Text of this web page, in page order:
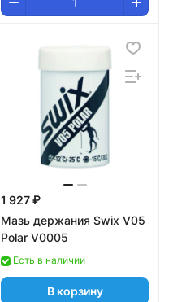
1 927 ₽
Мазь держания Swix V05
Polar V0005
Есть в наличии
В корзину